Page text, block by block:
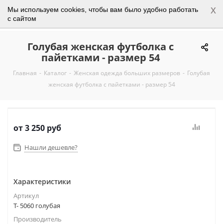
Мы используем cookies, чтобы вам было удобно работать
с сайтом
x
0
Голубая женская футболка с
пайетками - размер 54
Главная - Каталог - Женская одежда больших размеров - Голубая
женская футболка с пайетками - размер 54
от3 250 руб
Нашли дешевле?
Характеристики
Артикул
Т- 5060 голубая
Производитель